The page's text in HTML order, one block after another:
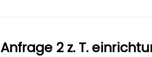
Anfrage 2 z. T.